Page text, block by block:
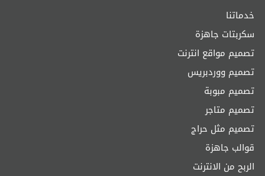
خدماتنا
سكربتات جاهزة
تصميم مواقع انترنت
تصميم ووردبريس
تصميم مبوبة
تصميم متاجر
تصميم مثل حراج
قوالب جاهزة
الربح من الانترنت